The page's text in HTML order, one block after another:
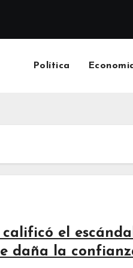
Política
el
daña la